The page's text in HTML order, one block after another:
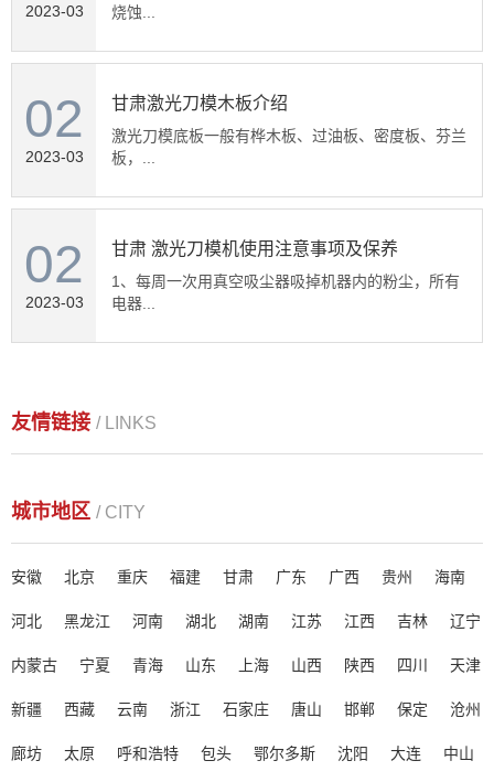
2023-03
烧蚀...
02
2023-03
甘肃激光刀模木板介绍
激光刀模底板一般有桦木板、过油板、密度板、芬兰
板，...
02
2023-03
甘肃 激光刀模机使用注意事项及保养
1、每周一次用真空吸尘器吸掉机器内的粉尘，所有
电器...
友情链接 / LINKS
城市地区 / CITY
安徽 北京 重庆 福建 甘肃 广东 广西 贵州 海南
河北 黑龙江 河南 湖北 湖南 江苏 江西 吉林 辽宁
内蒙古 宁夏 青海 山东 上海 山西 陕西 四川 天津
新疆 西藏 云南 浙江 石家庄 唐山 邯郸 保定 沧州
廊坊 太原 呼和浩特 包头 鄂尔多斯 沈阳 大连 中山